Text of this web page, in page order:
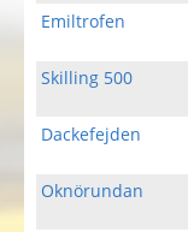
Emiltrofen
Skilling 500
Dackefejden
Oknörundan